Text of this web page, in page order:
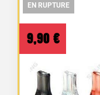
EN RUPTURE
EN RUPTURE
9,90 €
EN RUPTURE